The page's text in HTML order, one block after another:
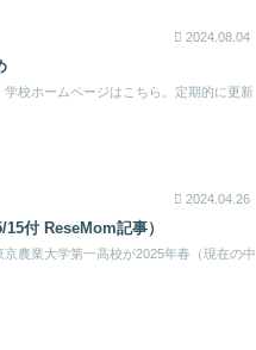
2024.08.04
校ホームページはこちら。定期的に更新
2024.04.26
付 ReseMom記事）
農業大学第一高校が2025年春（現在の中